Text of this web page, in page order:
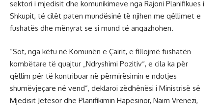
sektori i mjedisit dhe komunikimeve nga Rajoni Planifikues i
Shkupit, të cilët paten mundësinë të njihen me qëllimet e
fushatës dhe mënyrat se si mund të angazhohen.
“Sot, nga këtu në Komunën e Çairit, e fillojmë fushatën
kombëtare të quajtur „Ndryshimi Pozitiv“, e cila ka për
qëllim për të kontribuar në përmirësimin e ndotjes
shumëvjeçare në vend”, deklaroi zëdhënësi i Ministrisë së
Mjedisit Jetësor dhe Planifikimin Hapësinor, Naim Vrenezi,